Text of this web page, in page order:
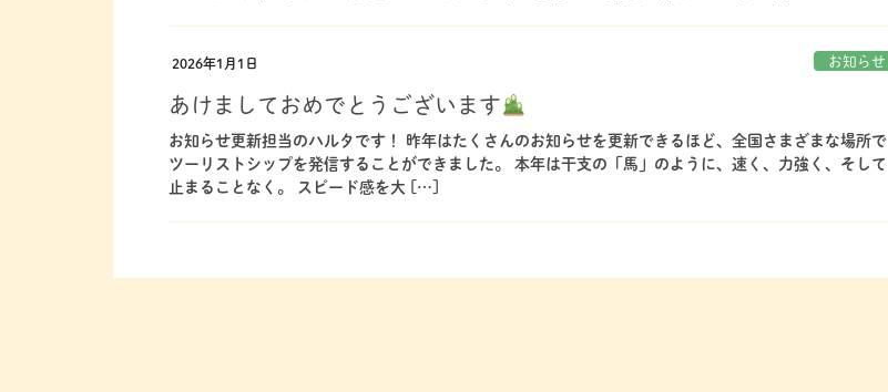
2026年1月1日 お知らせ
あけましておめでとうございます
お知らせ更新担当のハルタです！ 昨年はたくさんのお知らせを更新できるほど、全国さまざまな場所で
ツーリストシップを発信することができました。 本年は干支の「馬」のように、速く、力強く、そして
止まることなく。 スピード感を大 […]